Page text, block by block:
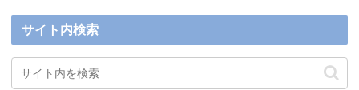
サイト内検索